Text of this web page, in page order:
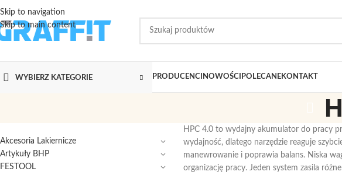
Skip to navigation
Skip to main content
WYBIERZ KATEGORIE PRODUCENCI NOWOŚCI POLECANEKONTAKT
Akcesoria Lakiernicze
Artykuły BHP
FESTOOL
HPC 4.0 to wydajny akumulator do pracy
wydajność, dlatego narzędzie reaguje
manewrowanie i poprawia balans. Niska
organizację pracy. Jeden system zasila